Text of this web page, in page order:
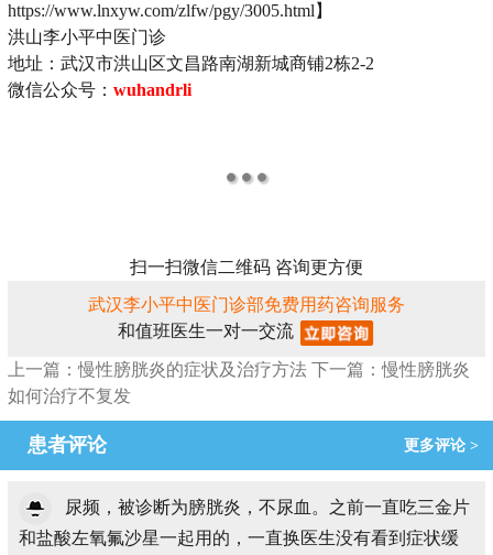
https://www.lnxyw.com/zlfw/pgy/3005.html】
洪山李小平中医门诊
地址：武汉市洪山区文昌路南湖新城商铺2栋2-2
微信公众号： wuhandrli
扫一扫微信二维码 咨询更方便
武汉李小平中医门诊部免费用药咨询服务
和值班医生一对一交流
上一篇：慢性膀胱炎的症状及治疗方法 下一篇：慢性膀胱炎
如何治疗不复发
患者评论 更多评论 >
尿频，被诊断为膀胱炎，不尿血。之前一直吃三金片
和盐酸左氧氟沙星一起用的，一直换医生没有看到症状缓